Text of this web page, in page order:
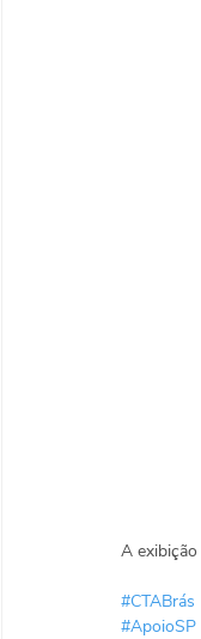
A
#CTABrás
#ApoioSP